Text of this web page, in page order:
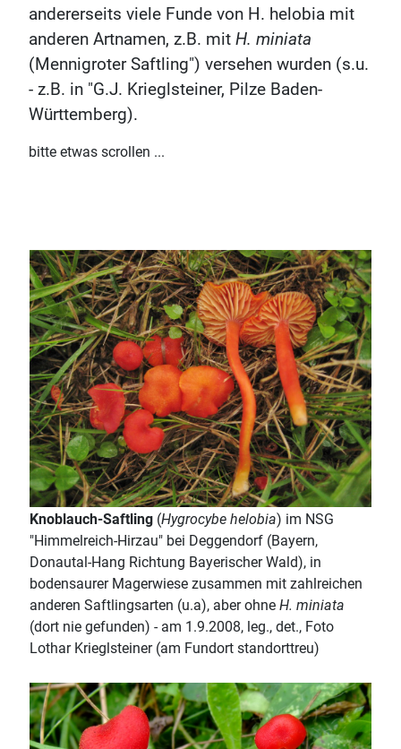
andererseits viele Funde von H. helobia mit
anderen Artnamen, z.B. mit H. miniata
(Mennigroter Saftling") versehen wurden (s.u.
- z.B. in "G.J. Krieglsteiner, Pilze Baden-
Württemberg).
bitte etwas scrollen ...
Knoblauch-Saftling (Hygrocybe helobia) im NSG
"Himmelreich-Hirzau" bei Deggendorf (Bayern,
Donautal-Hang Richtung Bayerischer Wald), in
bodensaurer Magerwiese zusammen mit zahlreichen
anderen Saftlingsarten (u.a), aber ohne H. miniata
(dort nie gefunden) - am 1.9.2008, leg., det., Foto
Lothar Krieglsteiner (am Fundort standorttreu)